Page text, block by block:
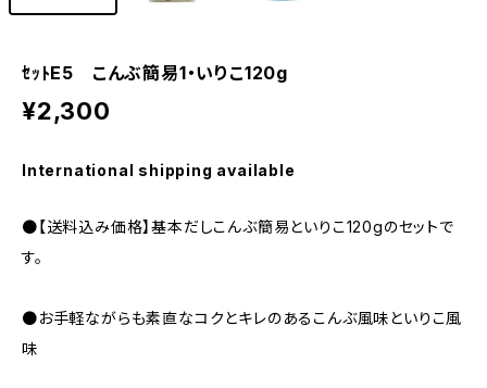
ｾｯﾄE5 こんぶ簡易1・いりこ120g
¥2,300
International shipping available
●【送料込み価格】基本だしこんぶ簡易といりこ120gのセットで
す。
●お手軽ながらも素直なコクとキレのあるこんぶ風味といりこ風
味